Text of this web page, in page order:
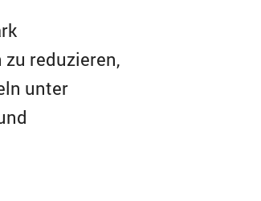
reduzieren,
unter